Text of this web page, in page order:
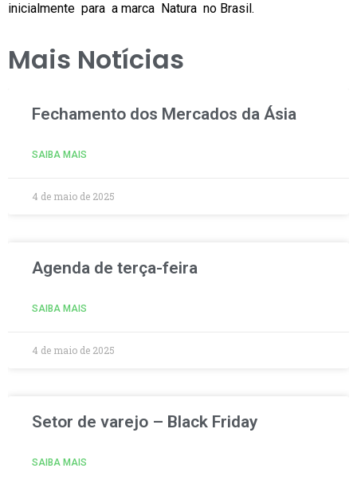
inicialmente para a marca Natura no Brasil.
Mais Notícias
Fechamento dos Mercados da Ásia
SAIBA MAIS
4 de maio de 2025
Agenda de terça-feira
SAIBA MAIS
4 de maio de 2025
Setor de varejo – Black Friday
SAIBA MAIS